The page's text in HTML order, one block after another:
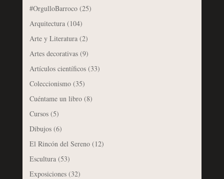
#OrgulloBarroco(25)
Arquitectura(104)
Arte y Literatura(2)
Artes decorativas(9)
Artículos científicos(33)
Coleccionismo(35)
Cuéntame un libro(8)
Cursos(5)
Dibujos(6)
El Rincón del Sereno(12)
Escultura(53)
Exposiciones(32)